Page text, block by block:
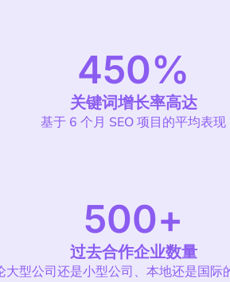
450%
关键词增长率高达
基于 6 个月 SEO 项目的平均表现
500+
过去合作企业数量
大型公司还是小型公司、本地还是国际